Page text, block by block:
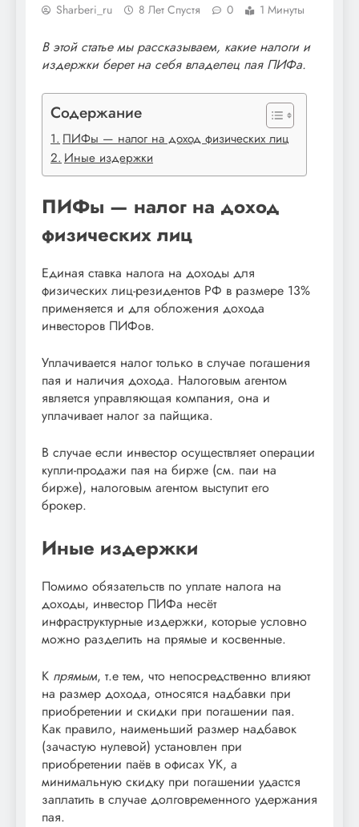
Sharberi_ru 8 Лет Спустя 0 1 Минуты
В этой статье мы рассказываем, какие налоги и
издержки берет на себя владелец пая ПИФа.
Содержание
ПИФы — налог на доход физических лиц
Иные издержки
ПИФы — налог на доход
физических лиц
Единая ставка налога на доходы для
физических лиц-резидентов РФ в размере 13%
применяется и для обложения дохода
инвесторов ПИФов.
Уплачивается налог только в случае погашения
пая и наличия дохода. Налоговым агентом
является управляющая компания, она и
уплачивает налог за пайщика.
В случае если инвестор осуществляет операции
купли-продажи пая на бирже (см. паи на
бирже), налоговым агентом выступит его
брокер.
Иные издержки
Помимо обязательств по уплате налога на
доходы, инвестор ПИФа несёт
инфраструктурные издержки, которые условно
можно разделить на прямые и косвенные.
К прямым, т.е тем, что непосредственно влияют
на размер дохода, относятся надбавки при
приобретении и скидки при погашении пая.
Как правило, наименьший размер надбавок
(зачастую нулевой) установлен при
приобретении паёв в офисах УК, а
минимальную скидку при погашении удастся
заплатить в случае долговременного удержания
пая.